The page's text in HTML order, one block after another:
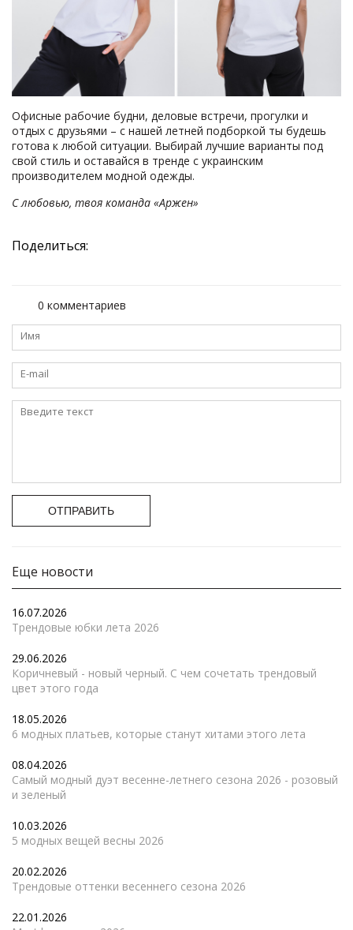
Офисные рабочие будни, деловые встречи, прогулки и
отдых с друзьями – с нашей летней подборкой ты будешь
готова к любой ситуации. Выбирай лучшие варианты под
свой стиль и оставайся в тренде с украинским
производителем модной одежды.
С любовью, твоя команда «Аржен»
Поделиться:
0 комментариев
ОТПРАВИТЬ
Еще новости
16.07.2026
Трендовые юбки лета 2026
29.06.2026
Коричневый - новый черный. С чем сочетать трендовый
цвет этого года
18.05.2026
6 модных платьев, которые станут хитами этого лета
08.04.2026
Самый модный дуэт весенне-летнего сезона 2026 - розовый
и зеленый
10.03.2026
5 модных вещей весны 2026
20.02.2026
Трендовые оттенки весеннего сезона 2026
22.01.2026